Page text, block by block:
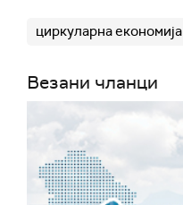
циркуларна економија
Везани чланци